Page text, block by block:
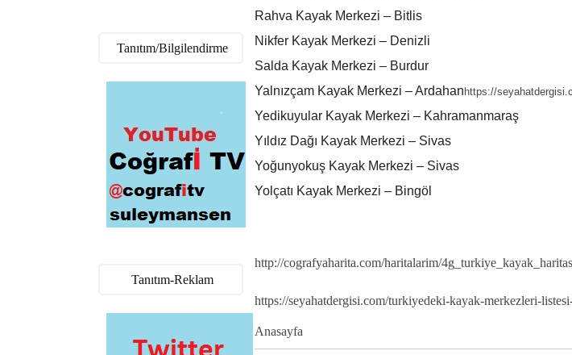
Tanıtım/Bilgilendirme
Tanıtım-Reklam
Rahva Kayak Merkezi – Bitlis
Nikfer Kayak Merkezi – Denizli
Salda Kayak Merkezi – Burdur
Yalnızçam Kayak Merkezi – Ardahan https://
Yedikuyular Kayak Merkezi – Kahramanmaraş
Yıldız Dağı Kayak Merkezi – Sivas
Yoğunyokuş Kayak Merkezi – Sivas
Yolçatı Kayak Merkezi – Bingöl
http://cografyaharita.com/haritalarim/
https://seyahatdergisi.com/turkiyedeki-kayak-merkezleri-
Anasayfa